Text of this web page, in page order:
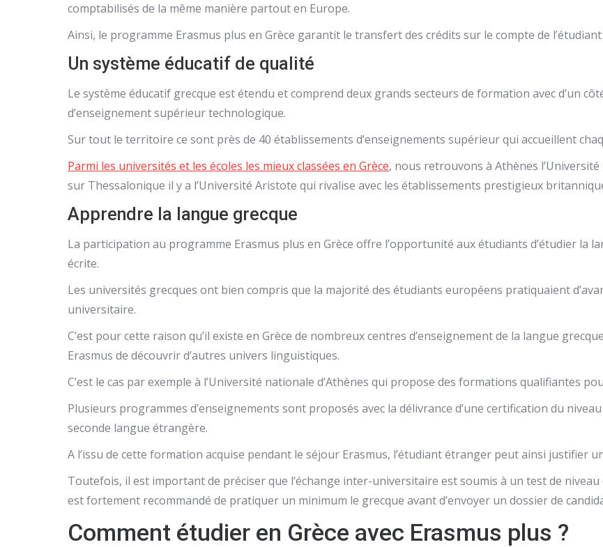
comptabilisés de la même manière partout en Europe.
Ainsi, le programme Erasmus plus en Grèce garantit le transfert des crédits sur le compte de
Un système éducatif de qualité
Le système éducatif grecque est étendu et comprend deux grands secteurs de formation avec d’un
d’enseignement supérieur technologique.
Sur tout le territoire ce sont près de 40 établissements d’enseignements supérieur qui accueillent
Parmi les universités et les écoles les mieux classées en Grèce, nous retrouvons à Athènes
sur Thessalonique il y a l’Université Aristote qui rivalise avec les établissements prestigieux
Apprendre la langue grecque
La participation au programme Erasmus plus en Grèce offre l’opportunité aux étudiants d’étudier la
écrite.
Les universités grecques ont bien compris que la majorité des étudiants européens pratiquaient
universitaire.
C’est pour cette raison qu’il existe en Grèce de nombreux centres d’enseignement de la langue
Erasmus de découvrir d’autres univers linguistiques.
C’est le cas par exemple à l’Université nationale d’Athènes qui propose des formations qualifiantes
Plusieurs programmes d’enseignements sont proposés avec la délivrance d’une certification du
seconde langue étrangère.
A l’issu de cette formation acquise pendant le séjour Erasmus, l’étudiant étranger peut ainsi justifier un
Toutefois, il est important de préciser que l’échange inter-universitaire est soumis à un test de niveau
est fortement recommandé de pratiquer un minimum le grecque avant d’envoyer un dossier de
Comment étudier en Grèce avec Erasmus plus ?